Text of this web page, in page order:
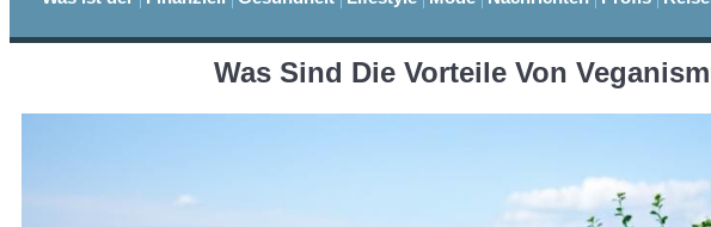
Was Sind Die Vorteile Von